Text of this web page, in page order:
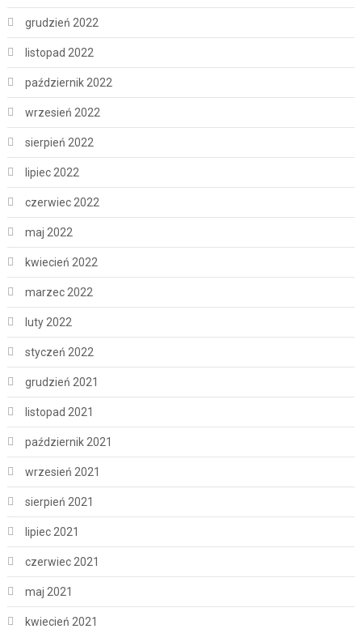
grudzień 2022
listopad 2022
październik 2022
wrzesień 2022
sierpień 2022
lipiec 2022
czerwiec 2022
maj 2022
kwiecień 2022
marzec 2022
luty 2022
styczeń 2022
grudzień 2021
listopad 2021
październik 2021
wrzesień 2021
sierpień 2021
lipiec 2021
czerwiec 2021
maj 2021
kwiecień 2021